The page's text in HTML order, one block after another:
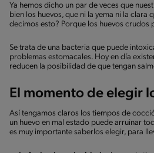
Ya hemos dicho un par de veces que
bien los huevos, que ni la yema ni la clara
decimos esto? Porque los huevos crudos
Se trata de una bacteria que puede
problemas estomacales. Hoy en día
reducen la posibilidad de que tengan
El momento de elegir
Así tengamos claros los tiempos de
un huevo en mal estado puede arruinar
es muy importante saberlos elegir, para